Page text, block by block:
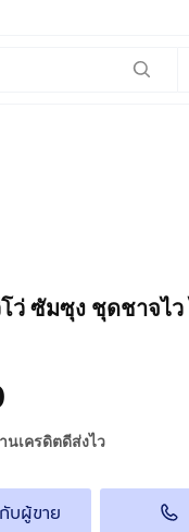
ว่ ซัมซุง ชุดชาจไ
นเครดิตดีส่งไว
บผู้ขาย